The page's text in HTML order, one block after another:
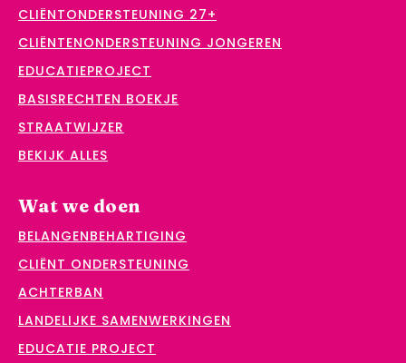
CLIËNTONDERSTEUNING 27+
CLIËNTENONDERSTEUNING JONGEREN
EDUCATIEPROJECT
BASISRECHTEN BOEKJE
STRAATWIJZER
BEKIJK ALLES
Wat we doen
BELANGENBEHARTIGING
CLIËNT ONDERSTEUNING
ACHTERBAN
LANDELIJKE SAMENWERKINGEN
EDUCATIE PROJECT